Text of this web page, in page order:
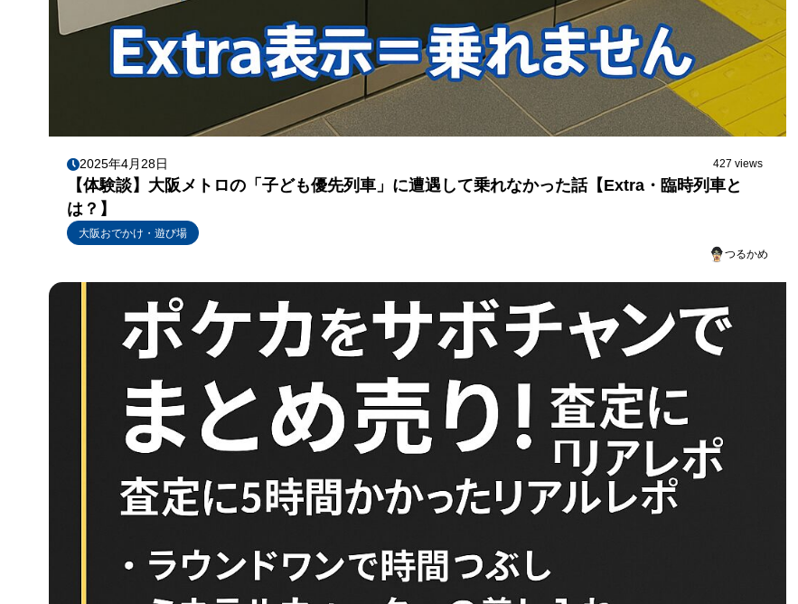
2025年4月28日 427 views
【体験談】大阪メトロの「子ども優先列車」に遭遇して乗れなかった話【Extra・臨時列車と
は？】
大阪おでかけ・遊び場
つるかめ